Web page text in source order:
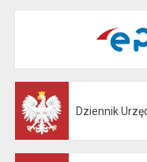
Dziennik